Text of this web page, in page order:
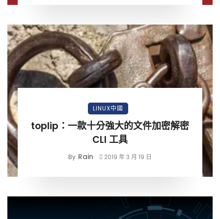
LINUX中國
toplip：一款十分強大的文件加密解密
CLI 工具
By Rain 2019 年 3 月 19 日